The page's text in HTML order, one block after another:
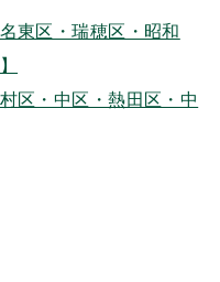
東区・瑞穂区・昭和
区・中区・熱田区・中